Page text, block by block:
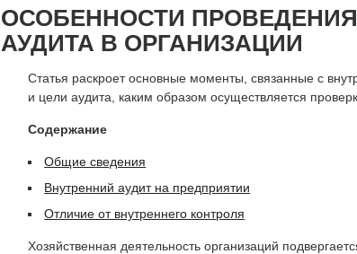
ОСОБЕННОСТИ
АУДИТА В ОРГАНИЗАЦИИ
Статья раскроет основные моменты, связанные с
и цели аудита, каким образом осуществляется
Содержание
Общие сведения
Внутренний аудит на предприятии
Отличие от внутреннего контроля
Хозяйственная деятельность организаций